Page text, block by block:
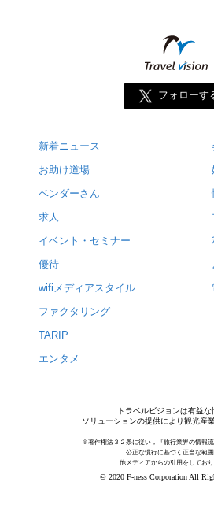
フォローす
新着ニュース
お助け道場
ベンダーさん
求人
イベント・セミナー
優待
wifiメディアスタイル
ファクタリング
TARIP
エンタメ
トラベルビジョンは有益な
ソリューションの提供により観光産
※著作権法３２条に従い，『旅行業界の情報流
公正な慣行に基づく正当な範
他メディアからの引用をしており
© 2020 F-ness Corporation All